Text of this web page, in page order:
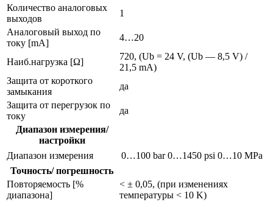
Количество аналоговых
выходов
1
Аналоговый выход по
току [mA]
4…20
Наиб.нагрузка [Ω]
720, (Ub = 24 V, (Ub — 8,5 V) /
21,5 mA)
Защита от короткого
замыкания
да
Защита от перегрузок по
току
да
Диапазон измерения/
настройки
Диапазон измерения
0…100 bar 0…1450 psi 0…10 MPa
Точность/ погрешность
Повторяемость [%
диапазона]
< ± 0,05, (при изменениях
температуры < 10 K)